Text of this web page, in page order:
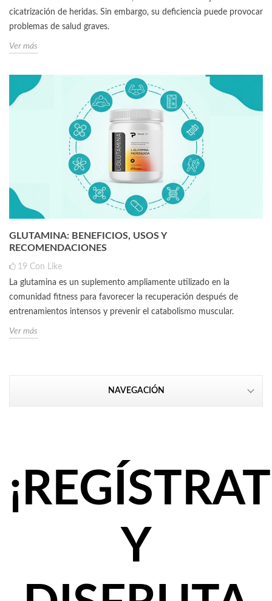
cicatrización de heridas. Sin embargo, su deficiencia puede provocar
problemas de salud graves.
Ver más
GLUTAMINA: BENEFICIOS, USOS Y
RECOMENDACIONES
19 Con Like
La glutamina es un suplemento ampliamente utilizado en la
comunidad fitness para favorecer la recuperación después de
entrenamientos intensos y prevenir el catabolismo muscular.
Ver más
NAVEGACIÓN
Y